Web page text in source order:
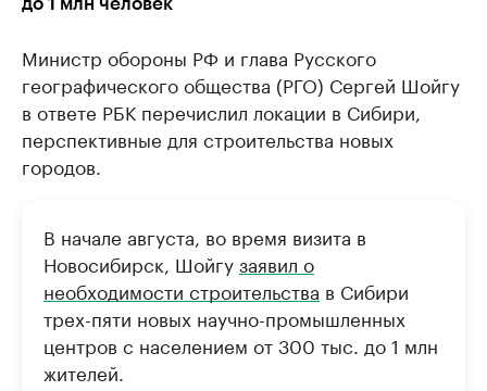
до 1 млн человек
Министр обороны РФ и глава Русского
географического общества (РГО) Сергей Шойгу
в ответе РБК перечислил локации в Сибири,
перспективные для строительства новых
городов.
В начале августа, во время визита в
Новосибирск, Шойгузаявил о
необходимости строительства в Сибири
трех-пяти новых научно-промышленных
центров с населением от 300 тыс. до 1 млн
жителей.